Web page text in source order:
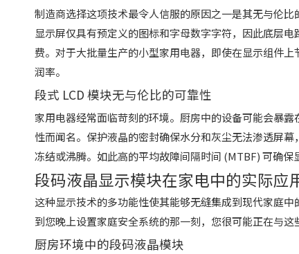
制造商选择这项技术最令人信服的原因之一是其无与伦
显示屏仅具有预定义的图标和字母数字字符，因此底层
费。对于大批量生产的小型家用电器，即使在显示组件
润率。
段式 LCD 模块无与伦比的可靠性
家用电器经常面临苛刻的环境。厨房中的设备可能会暴
性而闻名。保护液晶的密封确保水分和灰尘无法渗透屏
冻结或沸腾。如此高的平均故障间隔时间 (MTBF) 可确
段码液晶显示模块在家电中的实际应
这种显示技术的多功能性使其能够无缝集成到现代家庭
到您晚上设置家庭安全系统的那一刻，您很可能正在与
厨房环境中的段码液晶模块